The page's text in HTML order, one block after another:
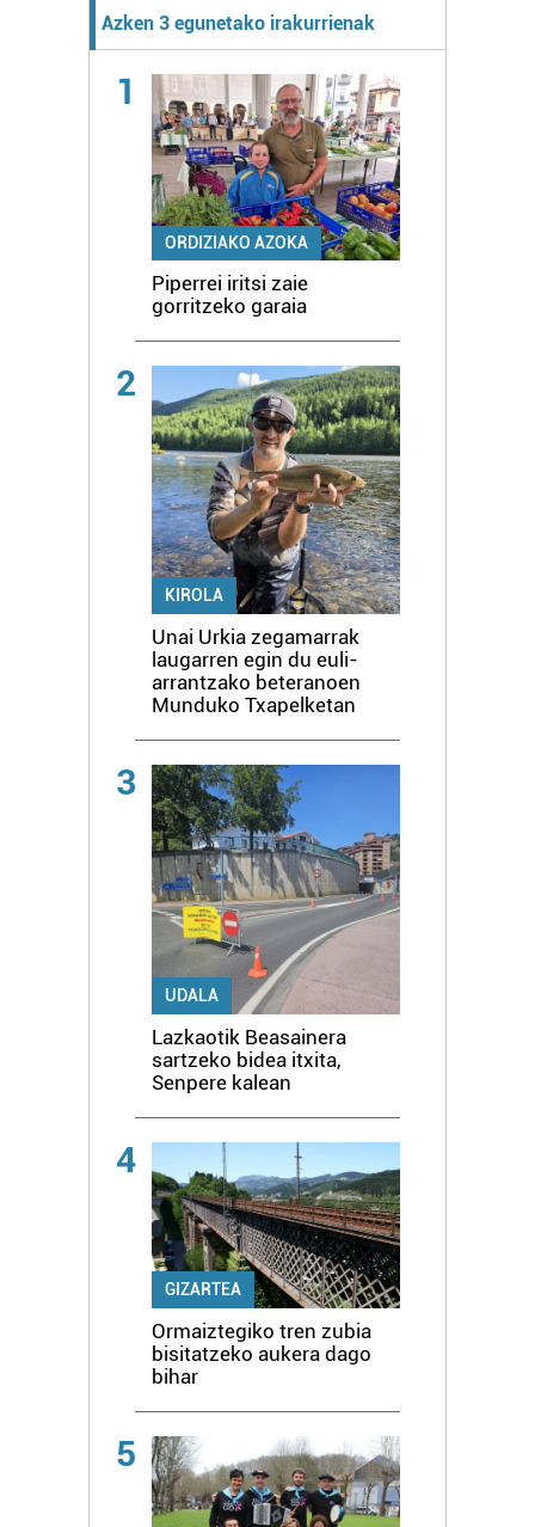
Azken 3 egunetako irakurrienak
1
ORDIZIAKO AZOKA
Piperrei iritsi zaie
gorritzeko garaia
2
KIROLA
Unai Urkia zegamarrak
laugarren egin du euli-
arrantzako beteranoen
Munduko Txapelketan
3
UDALA
Lazkaotik Beasainera
sartzeko bidea itxita,
Senpere kalean
4
GIZARTEA
Ormaiztegiko tren zubia
bisitatzeko aukera dago
bihar
5